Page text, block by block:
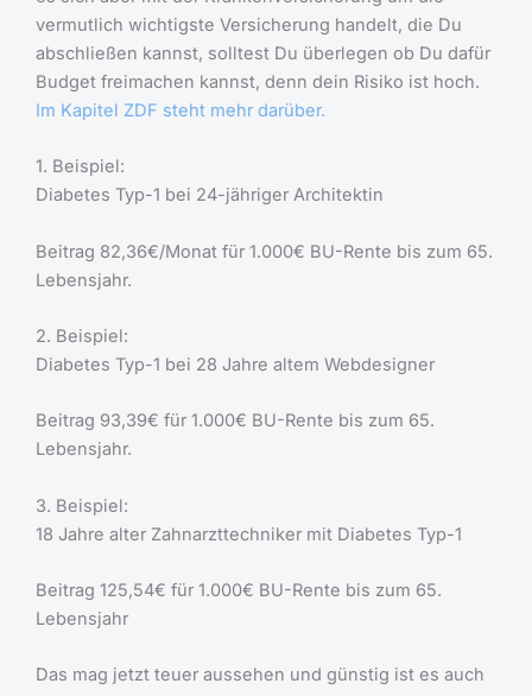
vermutlich wichtigste Versicherung handelt, die Du
abschließen kannst, solltest Du überlegen ob Du dafür
Budget freimachen kannst, denn dein Risiko ist hoch.
Im Kapitel ZDF steht mehr darüber.
1. Beispiel:
Diabetes Typ-1 bei 24-jähriger Architektin
Beitrag 82,36€/Monat für 1.000€ BU-Rente bis zum 65.
Lebensjahr.
2. Beispiel:
Diabetes Typ-1 bei 28 Jahre altem Webdesigner
Beitrag 93,39€ für 1.000€ BU-Rente bis zum 65.
Lebensjahr.
3. Beispiel:
18 Jahre alter Zahnarzttechniker mit Diabetes Typ-1
Beitrag 125,54€ für 1.000€ BU-Rente bis zum 65.
Lebensjahr
Das mag jetzt teuer aussehen und günstig ist es auch